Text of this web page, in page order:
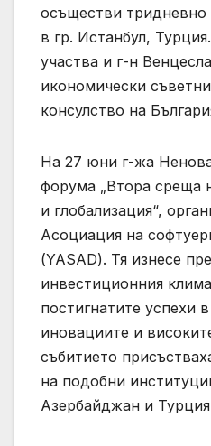
осъществи
в гр. Истанбул,
участва и г-н
икономически
консулство на
На 27 юни г-жа
форума „Втора среща
и глобализация“,
Асоциация на
(YASAD). Тя изнесе
инвестиционния
постигнатите успехи
иновациите и
събитието
на подобни
Азербайджан и